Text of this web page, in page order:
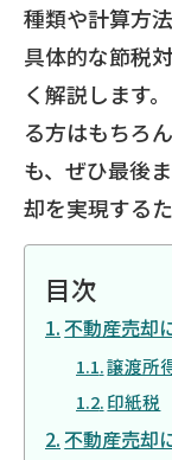
種類や計算方
具体的な節税
く解説します
る方はもちろ
も、ぜひ最後
却を実現する
目次
不動産売却
譲渡所
印紙税
不動産売却